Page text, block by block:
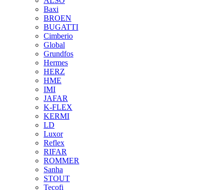
Baxi
BROEN
BUGATTI
Cimberio
Global
Grundfos
Hermes
HERZ
HME
IMI
JAFAR
K-FLEX
KERMI
LD
Luxor
Reflex
RIFAR
ROMMER
Sanha
STOUT
Tecofi